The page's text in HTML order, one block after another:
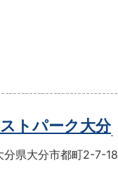
トパーク大分
分県大分市都町2-7-18